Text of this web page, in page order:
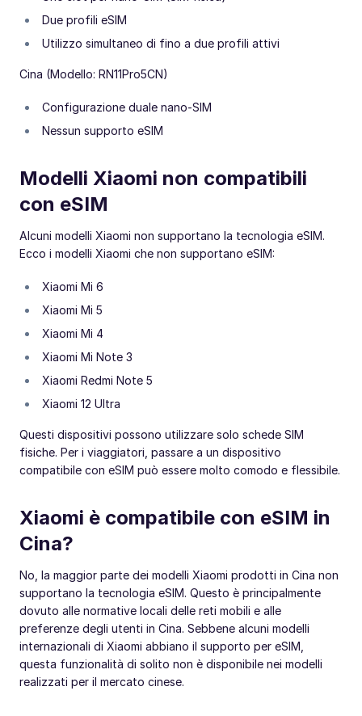
Due profili eSIM
Utilizzo simultaneo di fino a due profili attivi
Cina (Modello: RN11Pro5CN)
Configurazione duale nano-SIM
Nessun supporto eSIM
Modelli Xiaomi non compatibili
con eSIM
Alcuni modelli Xiaomi non supportano la tecnologia eSIM.
Ecco i modelli Xiaomi che non supportano eSIM:
Xiaomi Mi 6
Xiaomi Mi 5
Xiaomi Mi 4
Xiaomi Mi Note 3
Xiaomi Redmi Note 5
Xiaomi 12 Ultra
Questi dispositivi possono utilizzare solo schede SIM
fisiche. Per i viaggiatori, passare a un dispositivo
compatibile con eSIM può essere molto comodo e flessibile.
Xiaomi è compatibile con eSIM in
Cina?
No, la maggior parte dei modelli Xiaomi prodotti in Cina non
supportano la tecnologia eSIM. Questo è principalmente
dovuto alle normative locali delle reti mobili e alle
preferenze degli utenti in Cina. Sebbene alcuni modelli
internazionali di Xiaomi abbiano il supporto per eSIM,
questa funzionalità di solito non è disponibile nei modelli
realizzati per il mercato cinese.